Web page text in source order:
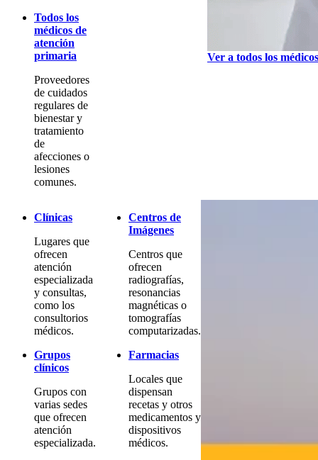
Todos los
médicos de
atención
primaria
Proveedores
de cuidados
regulares de
bienestar y
tratamiento
de
afecciones o
lesiones
comunes.
Ver a todos los médicos
Clínicas
Lugares que
ofrecen
atención
especializada
y consultas,
como los
consultorios
médicos.
Grupos
clínicos
Grupos con
varias sedes
que ofrecen
atención
especializada.
Centros de
Imágenes
Centros que
ofrecen
radiografías,
resonancias
magnéticas o
tomografías
computarizadas.
Farmacias
Locales que
dispensan
recetas y otros
medicamentos y
dispositivos
médicos.